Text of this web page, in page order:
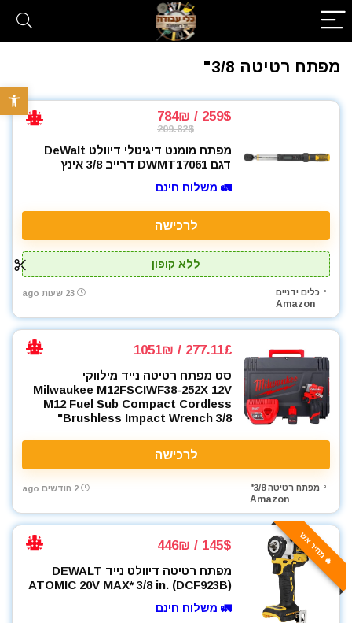
פתח
מפתח רטיטה 3/8"
259$ / 784₪
209.82$
מפתח מומנט דיגיטלי דיוולט DeWalt
דגם DWMT17061 דרייב 3/8 אינץ
🚛 משלוח חינם
לרכישה
ללא קופון
כלים ידניים
Amazon
23 שעות ago
277.11£ / 1051₪
סט מפתח רטיטה נייד מילווקי
Milwaukee M12FSCIWF38-252X 12V
M12 Fuel Sub Compact Cordless
Brushless Impact Wrench 3/8"
לרכישה
מפתח רטיטה 3/8"
Amazon
2 חודשים ago
🔥 מחיר אש 145$ / 446₪
מפתח רטיטה דיוולט נייד DEWALT
ATOMIC 20V MAX* 3/8 in. (DCF923B)
🚛 משלוח חינם